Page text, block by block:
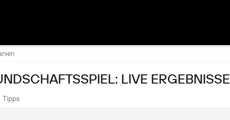
LIVE ERGEBNISSE
Tipps